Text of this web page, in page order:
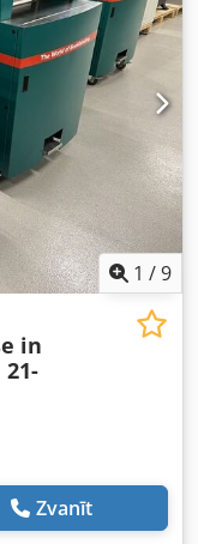
Karl
formēšanas
spiediena
Alajck
introligatorijas
albumu,
1 /9
in
Zvanīt